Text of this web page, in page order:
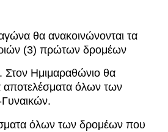
θα ανακοινώνονται τα
(3) πρώτων δρομέων
Ημιμαραθώνιο θα
αποτελέσματα όλων των
όλων των δρομέων που